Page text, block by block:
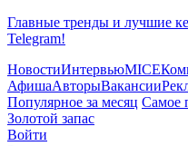
Главные тренды и лучшие
Telegram!
НовостиИнтервьюMICE
АфишаАвторыВакансии
Популярное за месяц Самое
Золотой запас
Войти